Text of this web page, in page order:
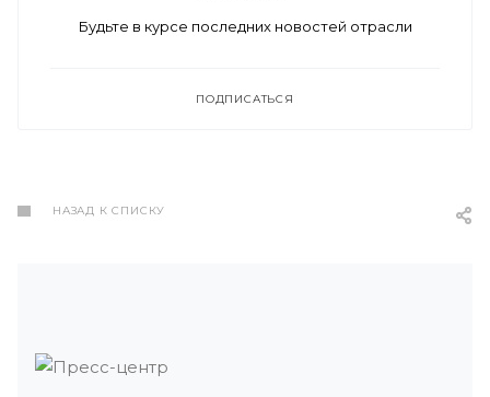
Будьте в курсе последних новостей отрасли
ПОДПИСАТЬСЯ
НАЗАД К СПИСКУ